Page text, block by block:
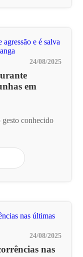
24/08/2025
em
conhecido
24/08/2025
nas